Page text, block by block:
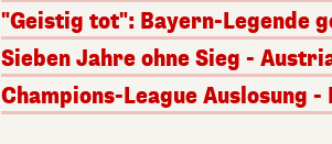
"Geistig tot": Bayern-Legende
Sieben Jahre ohne Sieg -
Champions-League Auslosung